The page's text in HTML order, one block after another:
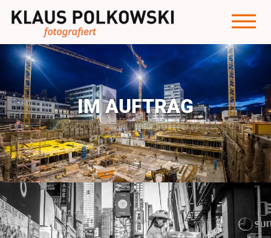
IM AUFTRAG